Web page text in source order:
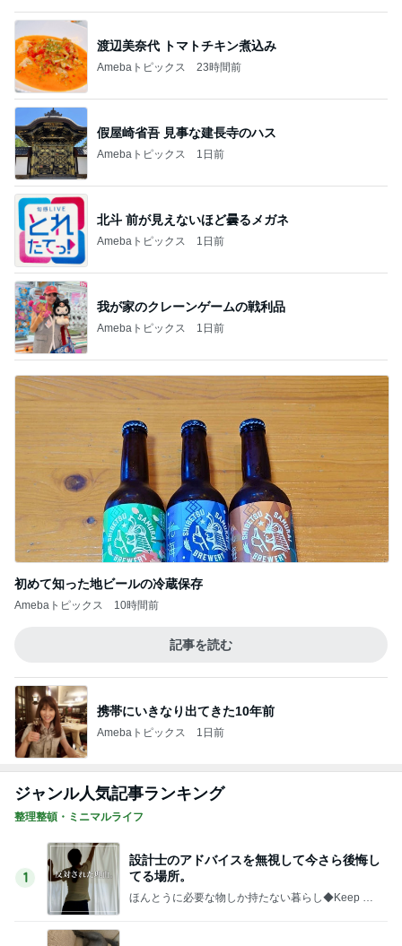
渡辺美奈代 トマトチキン煮込み
Amebaトピックス 23時間前
假屋崎省吾 見事な建長寺のハス
Amebaトピックス 1日前
北斗 前が見えないほど曇るメガネ
Amebaトピックス 1日前
我が家のクレーンゲームの戦利品
Amebaトピックス 1日前
初めて知った地ビールの冷蔵保存
Amebaトピックス 10時間前
記事を読む
携帯にいきなり出てきた10年前
Amebaトピックス 1日前
ジャンル人気記事ランキング
整理整頓・ミニマルライフ
1
設計士のアドバイスを無視して今さら後悔し
てる場所。
ほんとうに必要な物しか持たない暮らし◆Keep Lif